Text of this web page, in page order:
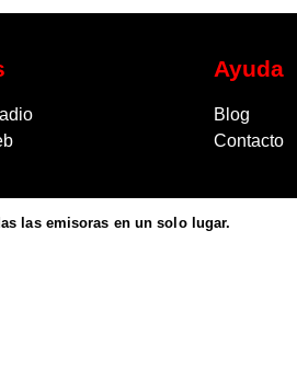
Ayuda
Blog
Contacto
las emisoras en un solo lugar.